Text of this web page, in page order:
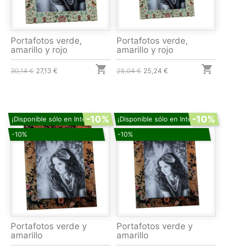
Portafotos verde,
amarillo y rojo
30,14 € 27,13 € 
Portafotos verde,
amarillo y rojo
28,04 € 25,24 € 
¡Disponible sólo en Internet!
-10%
-10%
Portafotos verde y
amarillo
¡Disponible sólo en Internet!
-10%
-10%
Portafotos verde y
amarillo